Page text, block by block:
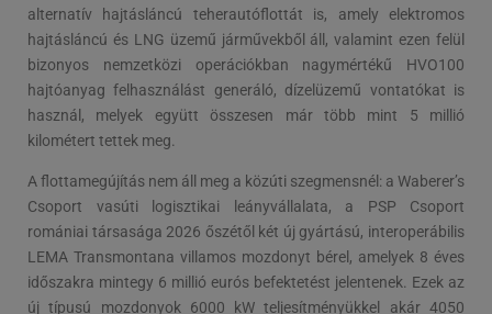
alternatív hajtásláncú teherautóflottát is, amely elektromos
hajtásláncú és LNG üzemű járművekből áll, valamint ezen felül
bizonyos nemzetközi operációkban nagymértékű HVO100
hajtóanyag felhasználást generáló, dízelüzemű vontatókat is
használ, melyek együtt összesen már több mint 5 millió
kilométert tettek meg.
A flottamegújítás nem áll meg a közúti szegmensnél: a Waberer’s
Csoport vasúti logisztikai leányvállalata, a PSP Csoport
romániai társasága 2026 őszétől két új gyártású, interoperábilis
LEMA Transmontana villamos mozdonyt bérel, amelyek 8 éves
időszakra mintegy 6 millió eurós befektetést jelentenek. Ezek az
új típusú mozdonyok 6000 kW teljesítményükkel akár 4050